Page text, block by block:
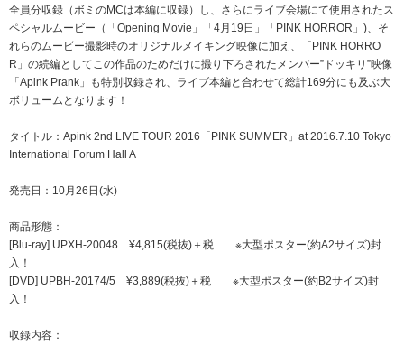
全員分収録（ボミのMCは本編に収録）し、さらにライブ会場にて使用されたス
ペシャルムービー（「Opening Movie」「4月19日」「PINK HORROR」)、そ
れらのムービー撮影時のオリジナルメイキング映像に加え、「PINK HORRO
R」の続編としてこの作品のためだけに撮り下ろされたメンバー”ドッキリ”映像
「Apink Prank」も特別収録され、ライブ本編と合わせて総計169分にも及ぶ大
ボリュームとなります！
タイトル：Apink 2nd LIVE TOUR 2016「PINK SUMMER」at 2016.7.10 Tokyo
International Forum Hall A
発売日：10月26日(水)
商品形態：
[Blu-ray] UPXH-20048 ¥4,815(税抜)＋税 ※大型ポスター(約A2サイズ)封
入！
[DVD] UPBH-20174/5 ¥3,889(税抜)＋税 ※大型ポスター(約B2サイズ)封
入！
収録内容：